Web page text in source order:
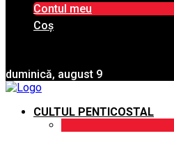
Contul meu
Coș
duminică, august 9
CULTUL PENTICOSTAL